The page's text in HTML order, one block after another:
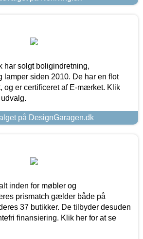
har solgt boligindretning,
lamper siden 2010. De har en flot
og er certificeret af E-mærket. Klik
på DesignGaragen.dk
inden for møbler og
prismatch gælder både på
37 butikker. De tilbyder desuden
finansiering. Klik her for at se